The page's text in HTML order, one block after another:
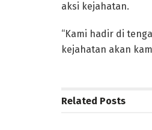
aksi kejahatan.
“Kami hadir di
kejahatan akan
Related Posts